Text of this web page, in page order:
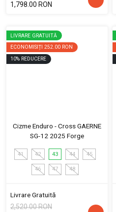
1,798.00 RON
LIVRARE GRATUITĂ
ECONOMISIȚI 252.00 RON
10% REDUCERE
Cizme Enduro - Cross GAERNE
SG-12 2025 Forge
41 42 43 44 45
46 47 48
Livrare Gratuită
2,520.00 RON